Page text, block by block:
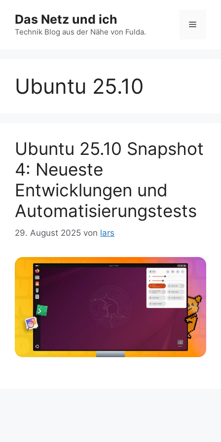
Inhalt
springen
Das Netz und ich
Technik Blog aus der Nähe von Fulda.
Menü
Ubuntu 25.10
Ubuntu 25.10 Snapshot
4: Neueste
Entwicklungen und
Automatisierungstests
29. August 2025 von lars